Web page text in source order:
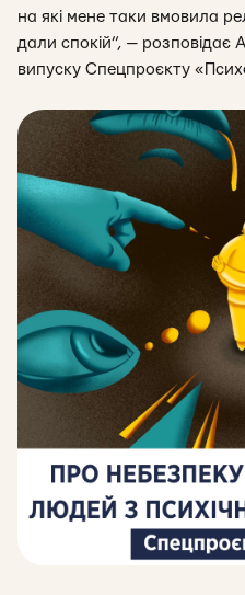
на які мене таки вмовила
дали спокій”, — розповідає
випуску Спецпроєкту